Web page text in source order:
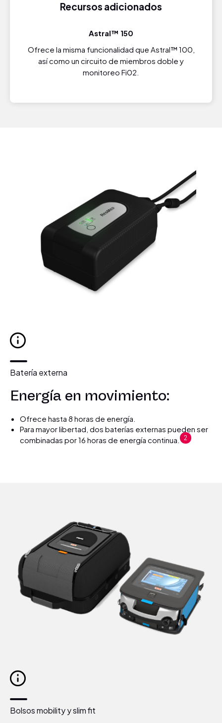
Recursos adicionados
Astral™ 150
Ofrece la misma funcionalidad que Astral™ 100,
así como un circuito de miembros doble y
monitoreo Fi02.
Batería externa
Energía en movimiento:
Ofrece hasta 8 horas de energía.
Para mayor libertad, dos baterías externas pueden ser
combinadas por 16 horas de energía continua.
2
Bolsos mobility y slim fit